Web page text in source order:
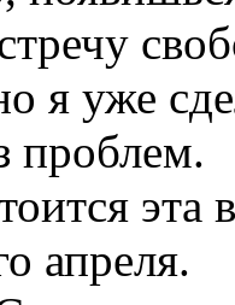
я уже
проблем.
эта
апреля.